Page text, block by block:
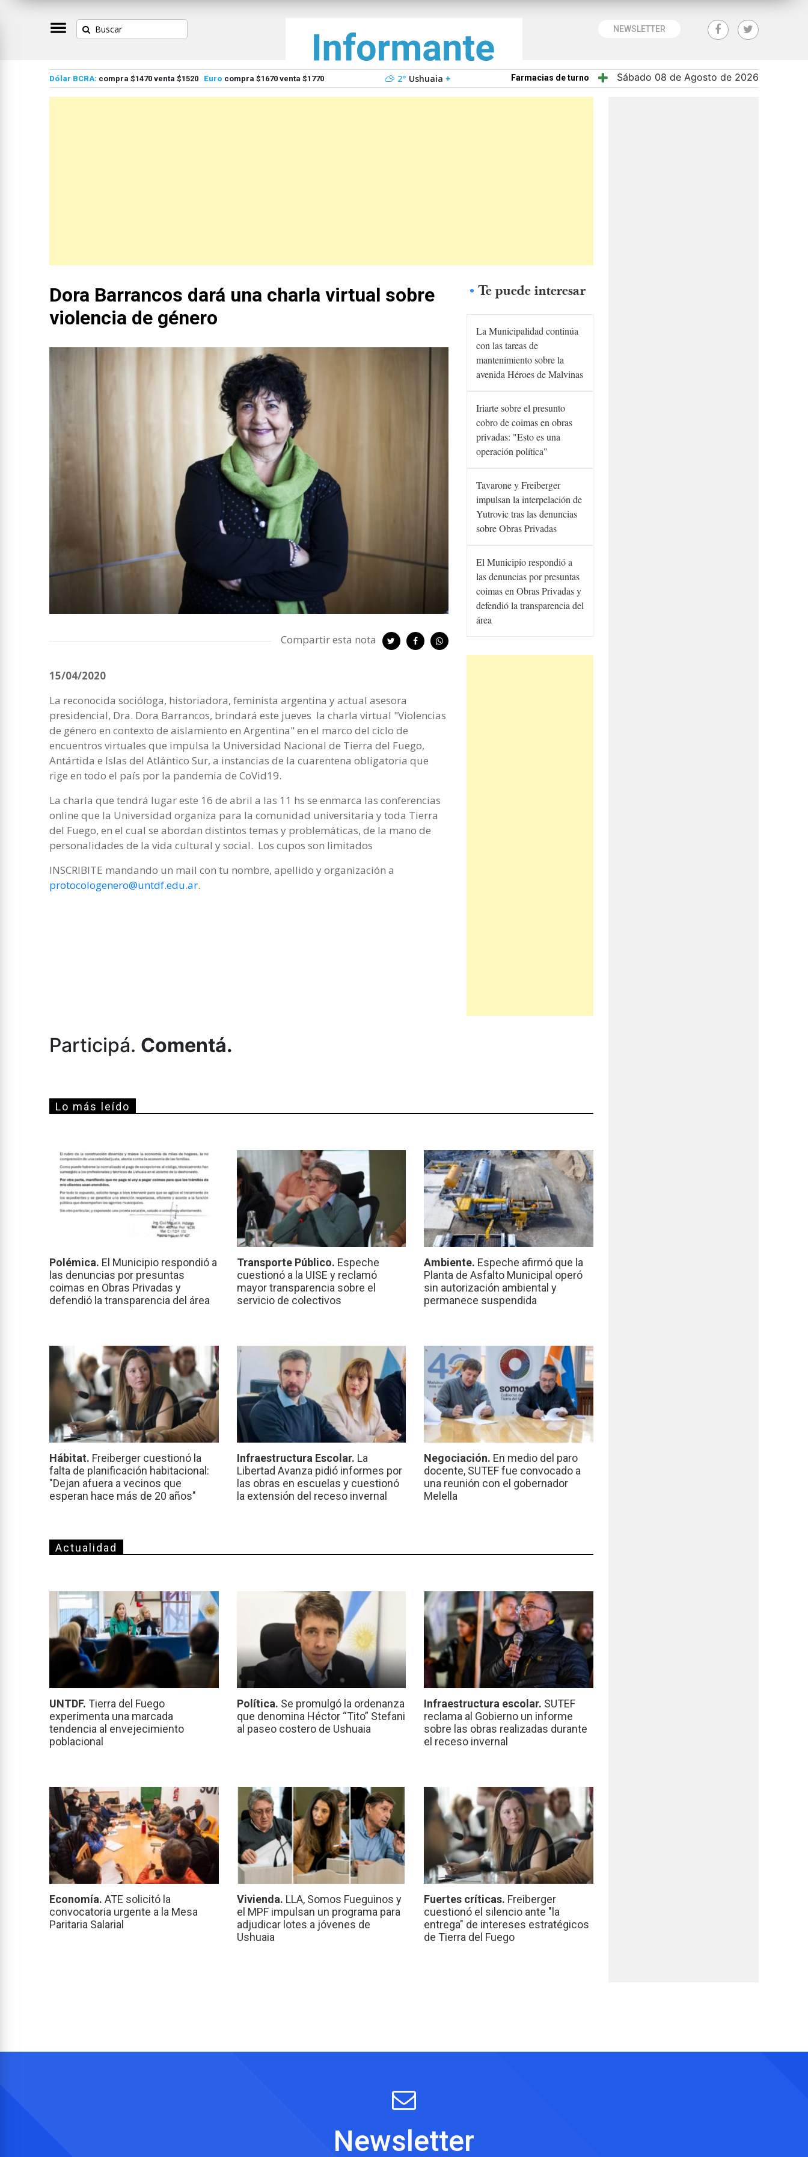
NEWSLETTER
Dólar BCRA: compra $1470 venta $1520 Euro compra $1670 venta $1770 2° Ushuaia + Farmacias de turno Sábado 08 de Agosto de 2026
Dora Barrancos dará una charla virtual sobre
violencia de género
Compartir esta nota
15/04/2020
La reconocida socióloga, historiadora, feminista argentina y actual asesora
presidencial, Dra. Dora Barrancos, brindará este jueves la charla virtual "Violencias
de género en contexto de aislamiento en Argentina" en el marco del ciclo de
encuentros virtuales que impulsa la Universidad Nacional de Tierra del Fuego,
Antártida e Islas del Atlántico Sur, a instancias de la cuarentena obligatoria que
rige en todo el país por la pandemia de CoVid19.
La charla que tendrá lugar este 16 de abril a las 11 hs se enmarca las conferencias
online que la Universidad organiza para la comunidad universitaria y toda Tierra
del Fuego, en el cual se abordan distintos temas y problemáticas, de la mano de
personalidades de la vida cultural y social. Los cupos son limitados
INSCRIBITE mandando un mail con tu nombre, apellido y organización a
protocologenero@untdf.edu.ar.
Te puede interesar
La Municipalidad continúa
con las tareas de
mantenimiento sobre la
avenida Héroes de Malvinas
Iriarte sobre el presunto
cobro de coimas en obras
privadas: "Esto es una
operación política"
Tavarone y Freiberger
impulsan la interpelación de
Yutrovic tras las denuncias
sobre Obras Privadas
El Municipio respondió a
las denuncias por presuntas
coimas en Obras Privadas y
defendió la transparencia del
área
Participá. Comentá.
Lo más leído
Polémica. El Municipio respondió a
las denuncias por presuntas
coimas en Obras Privadas y
defendió la transparencia del área
Transporte Público. Espeche
cuestionó a la UISE y reclamó
mayor transparencia sobre el
servicio de colectivos
Ambiente. Espeche afirmó que la
Planta de Asfalto Municipal operó
sin autorización ambiental y
permanece suspendida
Hábitat. Freiberger cuestionó la
falta de planificación habitacional:
"Dejan afuera a vecinos que
esperan hace más de 20 años"
Infraestructura Escolar. La
Libertad Avanza pidió informes por
las obras en escuelas y cuestionó
la extensión del receso invernal
Negociación. En medio del paro
docente, SUTEF fue convocado a
una reunión con el gobernador
Melella
Actualidad
UNTDF. Tierra del Fuego
experimenta una marcada
tendencia al envejecimiento
poblacional
Política. Se promulgó la ordenanza
que denomina Héctor “Tito” Stefani
al paseo costero de Ushuaia
Infraestructura escolar. SUTEF
reclama al Gobierno un informe
sobre las obras realizadas durante
el receso invernal
Economía. ATE solicitó la
convocatoria urgente a la Mesa
Paritaria Salarial
Vivienda. LLA, Somos Fueguinos y
el MPF impulsan un programa para
adjudicar lotes a jóvenes de
Ushuaia
Fuertes críticas. Freiberger
cuestionó el silencio ante "la
entrega" de intereses estratégicos
de Tierra del Fuego
Newsletter